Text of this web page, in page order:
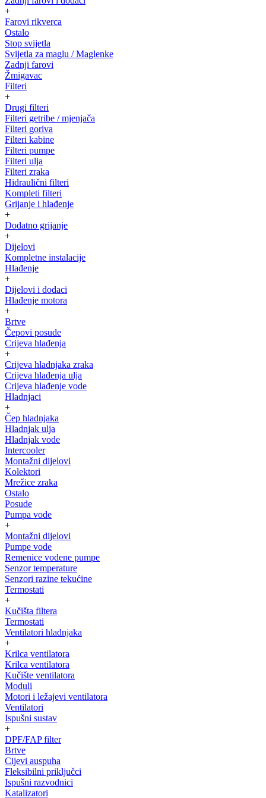
+
Farovi rikverca
Ostalo
Stop svijetla
Svijetla za maglu / Maglenke
Zadnji farovi
Žmigavac
Filteri
+
Drugi filteri
Filteri getribe / mjenjača
Filteri goriva
Filteri kabine
Filteri pumpe
Filteri ulja
Filteri zraka
Hidraulični filteri
Kompleti filteri
Grijanje i hlađenje
+
Dodatno grijanje
+
Dijelovi
Kompletne instalacije
Hlađenje
+
Dijelovi i dodaci
Hlađenje motora
+
Brtve
Čepovi posude
Crijeva hlađenja
+
Crijeva hladnjaka zraka
Crijeva hlađenja ulja
Crijeva hlađenje vode
Hladnjaci
+
Čep hladnjaka
Hladnjak ulja
Hladnjak vode
Intercooler
Montažni dijelovi
Kolektori
Mrežice zraka
Ostalo
Posude
Pumpa vode
+
Montažni dijelovi
Pumpe vode
Remenice vodene pumpe
Senzor temperature
Senzori razine tekućine
Termostati
+
Kučišta filtera
Termostati
Ventilatori hladnjaka
+
Krilca ventilatora
Krilca ventilatora
Kučište ventilatora
Moduli
Motori i ležajevi ventilatora
Ventilatori
Ispušni sustav
+
DPF/FAP filter
Brtve
Cijevi auspuha
Fleksibilni priključci
Ispušni razvodnici
Katalizatori